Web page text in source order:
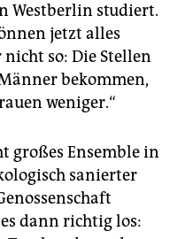
Westberlin studiert.
jetzt alles
so: Die Stellen
bekommen,
weniger.“
großes Ensemble in
sanierter
dann richtig los: